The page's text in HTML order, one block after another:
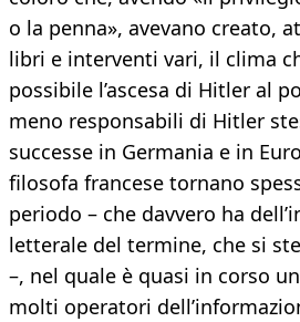
o la penna», avevano creato,
libri e interventi vari, il clima
possibile l’ascesa di Hitler al
meno responsabili di Hitler
successe in Germania e in
filosofa francese tornano
periodo – che davvero ha
letterale del termine, che si
–, nel quale è quasi in corso
molti operatori